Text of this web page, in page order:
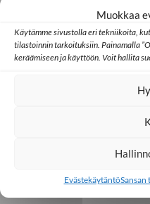
Muokkaa
Käytämme sivustolla eri tekniikoita,
tilastoinnin tarkoituksiin. Painamalla
keräämiseen ja käyttöön. Voit hallita
EvästekäytäntöSansan